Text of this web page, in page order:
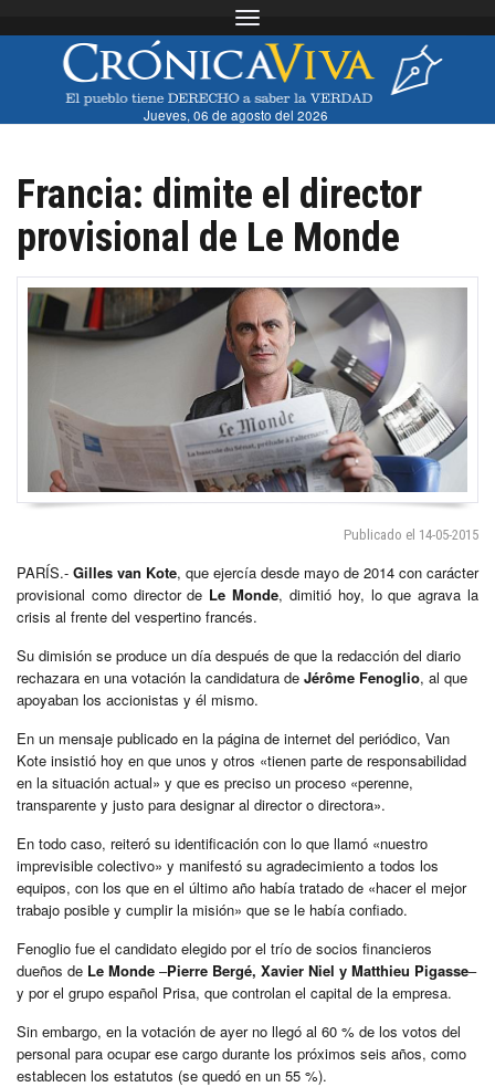
Toggle navigation
Jueves, 06 de agosto del 2026
Francia: dimite el director
provisional de Le Monde
Publicado el 14-05-2015
PARÍS.- Gilles van Kote, que ejercía desde mayo de 2014 con carácter
provisional como director de Le Monde, dimitió hoy, lo que agrava la
crisis al frente del vespertino francés.
Su dimisión se produce un día después de que la redacción del diario
rechazara en una votación la candidatura de Jérôme Fenoglio, al que
apoyaban los accionistas y él mismo.
En un mensaje publicado en la página de internet del periódico, Van
Kote insistió hoy en que unos y otros «tienen parte de responsabilidad
en la situación actual» y que es preciso un proceso «perenne,
transparente y justo para designar al director o directora».
En todo caso, reiteró su identificación con lo que llamó «nuestro
imprevisible colectivo» y manifestó su agradecimiento a todos los
equipos, con los que en el último año había tratado de «hacer el mejor
trabajo posible y cumplir la misión» que se le había confiado.
Fenoglio fue el candidato elegido por el trío de socios financieros
dueños de Le Monde –Pierre Bergé, Xavier Niel y Matthieu Pigasse–
y por el grupo español Prisa, que controlan el capital de la empresa.
Sin embargo, en la votación de ayer no llegó al 60 % de los votos del
personal para ocupar ese cargo durante los próximos seis años, como
establecen los estatutos (se quedó en un 55 %).